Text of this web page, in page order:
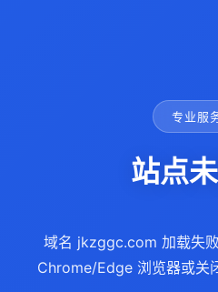
专业服
站点
域名 jkzggc.com 加载失
Chrome/Edge 浏览器或关